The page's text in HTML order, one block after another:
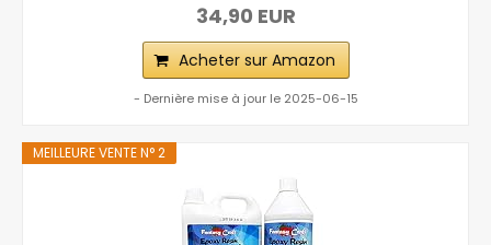
34,90 EUR
Acheter sur Amazon
- Dernière mise à jour le 2025-06-15
MEILLEURE VENTE N° 2